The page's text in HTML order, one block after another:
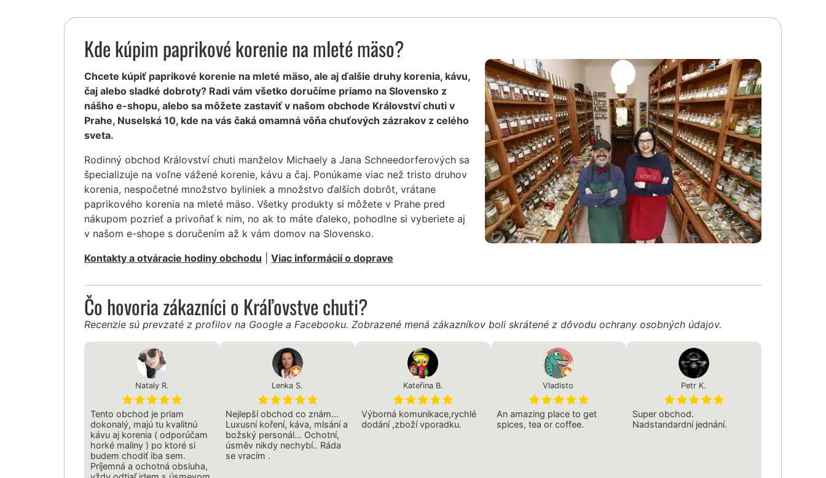
Kde kúpim paprikové korenie na mleté mäso?
Chcete kúpiť paprikové korenie na mleté mäso, ale aj ďalšie druhy korenia, kávu,
čaj alebo sladké dobroty? Radi vám všetko doručíme priamo na Slovensko z
nášho e-shopu, alebo sa môžete zastaviť v našom obchode Království chuti v
Prahe, Nuselská 10, kde na vás čaká omamná vôňa chuťových zázrakov z celého
sveta.
Rodinný obchod Království chuti manželov Michaely a Jana Schneedorferových sa
špecializuje na voľne vážené korenie, kávu a čaj. Ponúkame viac než tristo druhov
korenia, nespočetné množstvo byliniek a množstvo ďalších dobrôt, vrátane
paprikového korenia na mleté mäso. Všetky produkty si môžete v Prahe pred
nákupom pozrieť a privoňať k nim, no ak to máte ďaleko, pohodlne si vyberiete aj
v našom e-shope s doručením až k vám domov na Slovensko.
Kontakty a otváracie hodiny obchodu
Viac informácií o doprave
Čo hovoria zákazníci o Kráľovstve chuti?
Recenzie sú prevzaté z profilov na Google a Facebooku. Zobrazené mená zákazníkov boli skrátené z dôvodu ochrany osobných údajov.
Nataly R.
Tento obchod je priam
dokonalý, majú tu kvalitnú
kávu aj korenia ( odporúčam
horké maliny ) po ktoré si
budem chodiť iba sem.
Príjemná a ochotná obsluha,
Lenka S.
Nejlepší obchod co znám...
Luxusní koření, káva, mlsání a
božský personál... Ochotní,
úsměv nikdy nechybí.. Ráda
se vracím .
Kateřina B.
Výborná komunikace,rychlé
dodání ,zboží vporadku.
Vladisto
An amazing place to get
spices, tea or coffee.
Petr K.
Super obchod.
Nadstandardní jednání.